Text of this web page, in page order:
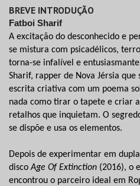
BREVE INTRODUÇÃO
Fatboi Sharif
A excitação do desconhecido e
se mistura com psicadélicos,
torna-se infalível e
Sharif, rapper de Nova Jérsia
escrita criativa com um poema
nada como tirar o tapete e criar
retalhos que inquietam. O
se dispõe e usa os elementos.
Depois de experimentar em
discoAge Of Extinction (2016), o
encontrou o parceiro ideal em